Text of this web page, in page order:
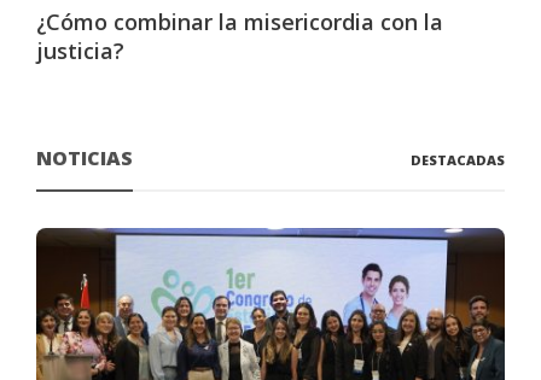
¿Cómo combinar la misericordia con la
justicia?
NOTICIAS DESTACADAS